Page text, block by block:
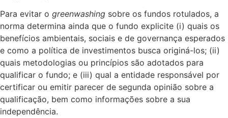
Para evitar o greenwashing sobre os fundos rotulados, a
norma determina ainda que o fundo explicite (i) quais os
benefícios ambientais, sociais e de governança esperados
e como a política de investimentos busca originá-los; (ii)
quais metodologias ou princípios são adotados para
qualificar o fundo; e (iii) qual a entidade responsável por
certificar ou emitir parecer de segunda opinião sobre a
qualificação, bem como informações sobre a sua
independência.